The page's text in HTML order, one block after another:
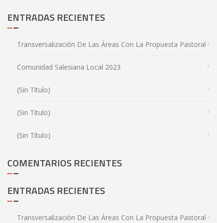
ENTRADAS RECIENTES
Transversalización De Las Áreas Con La Propuesta Pastoral
Comunidad Salesiana Local 2023
(sin Título)
(sin Título)
(sin Título)
COMENTARIOS RECIENTES
ENTRADAS RECIENTES
Transversalización De Las Áreas Con La Propuesta Pastoral